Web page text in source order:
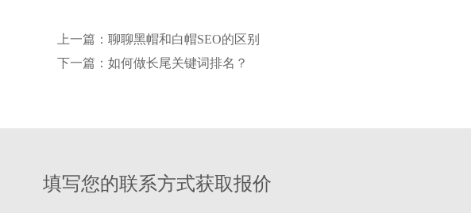
上一篇：聊聊黑帽和白帽SEO的区别
下一篇：如何做长尾关键词排名？
填写您的联系方式获取报价